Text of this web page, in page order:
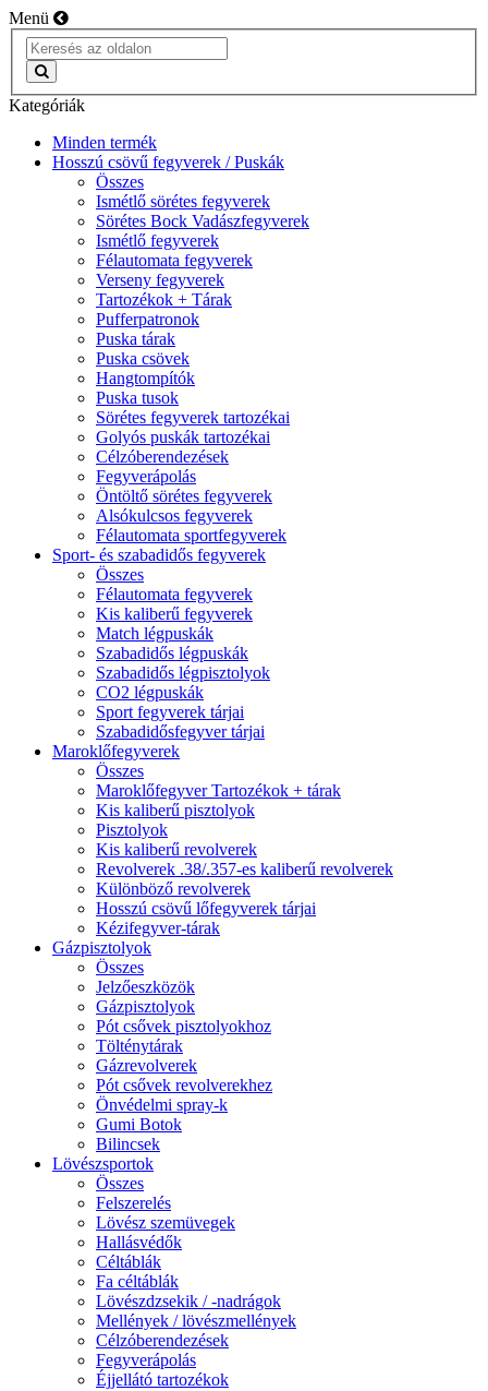
Menü
Kategóriák
Minden termék
Hosszú csövű fegyverek / Puskák
Összes
Ismétlő sörétes fegyverek
Sörétes Bock Vadászfegyverek
Ismétlő fegyverek
Félautomata fegyverek
Verseny fegyverek
Tartozékok + Tárak
Pufferpatronok
Puska tárak
Puska csövek
Hangtompítók
Puska tusok
Sörétes fegyverek tartozékai
Golyós puskák tartozékai
Célzóberendezések
Fegyverápolás
Öntöltő sörétes fegyverek
Alsókulcsos fegyverek
Félautomata sportfegyverek
Sport- és szabadidős fegyverek
Összes
Félautomata fegyverek
Kis kaliberű fegyverek
Match légpuskák
Szabadidős légpuskák
Szabadidős légpisztolyok
CO2 légpuskák
Sport fegyverek tárjai
Szabadidősfegyver tárjai
Maroklőfegyverek
Összes
Maroklőfegyver Tartozékok + tárak
Kis kaliberű pisztolyok
Pisztolyok
Kis kaliberű revolverek
Revolverek .38/.357-es kaliberű revolverek
Különböző revolverek
Hosszú csövű lőfegyverek tárjai
Kézifegyver-tárak
Gázpisztolyok
Összes
Jelzőeszközök
Gázpisztolyok
Pót csővek pisztolyokhoz
Tölténytárak
Gázrevolverek
Pót csővek revolverekhez
Önvédelmi spray-k
Gumi Botok
Bilincsek
Lövészsportok
Összes
Felszerelés
Lövész szemüvegek
Hallásvédők
Céltáblák
Fa céltáblák
Lövészdzsekik / -nadrágok
Mellények / lövészmellények
Célzóberendezések
Fegyverápolás
Éjjellátó tartozékok